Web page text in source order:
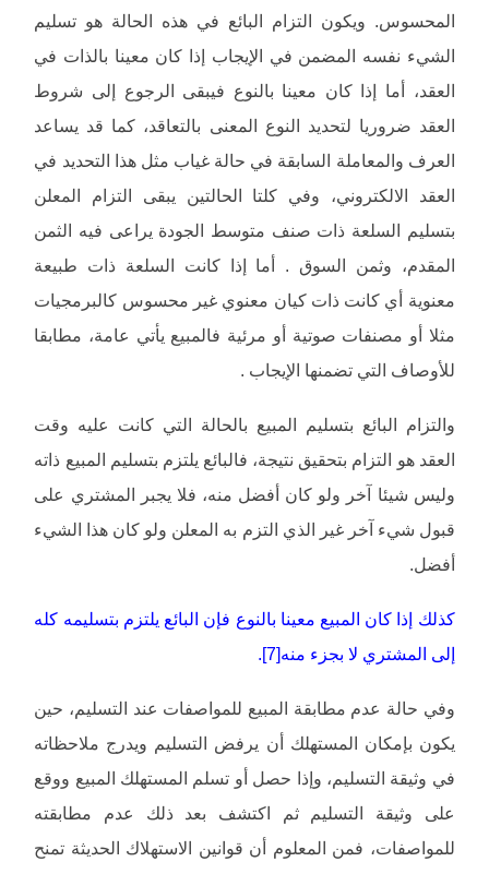
المحسوس. ويكون التزام البائع في هذه الحالة هو تسليم
الشيء نفسه المضمن في الإيجاب إذا كان معينا بالذات في
العقد، أما إذا كان معينا بالنوع فيبقى الرجوع إلى شروط
العقد ضروريا لتحديد النوع المعنى بالتعاقد، كما قد يساعد
العرف والمعاملة السابقة في حالة غياب مثل هذا التحديد في
العقد الالكتروني، وفي كلتا الحالتين يبقى التزام المعلن
بتسليم السلعة ذات صنف متوسط الجودة يراعى فيه الثمن
المقدم، وثمن السوق . أما إذا كانت السلعة ذات طبيعة
معنوية أي كانت ذات كيان معنوي غير محسوس كالبرمجيات
مثلا أو مصنفات صوتية أو مرئية فالمبيع يأتي عامة، مطابقا
للأوصاف التي تضمنها الإيجاب .
والتزام البائع بتسليم المبيع بالحالة التي كانت عليه وقت
العقد هو التزام بتحقيق نتيجة، فالبائع يلتزم بتسليم المبيع ذاته
وليس شيئا آخر ولو كان أفضل منه، فلا يجبر المشتري على
قبول شيء آخر غير الذي التزم به المعلن ولو كان هذا الشيء
أفضل.
كذلك إذا كان المبيع معينا بالنوع فإن البائع يلتزم بتسليمه كله
إلى المشتري لا بجزء منه[7].
وفي حالة عدم مطابقة المبيع للمواصفات عند التسليم، حين
يكون بإمكان المستهلك أن يرفض التسليم ويدرج ملاحظاته
في وثيقة التسليم، وإذا حصل أو تسلم المستهلك المبيع ووقع
على وثيقة التسليم ثم اكتشف بعد ذلك عدم مطابقته
للمواصفات، فمن المعلوم أن قوانين الاستهلاك الحديثة تمنح